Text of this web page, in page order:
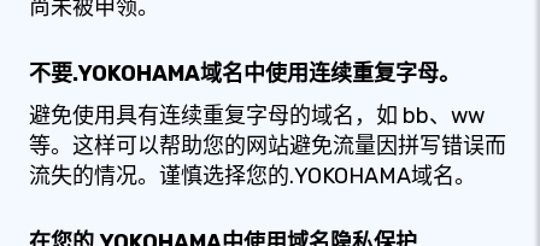
尚未被申领。
不要.YOKOHAMA域名中使用连续重复字母。
避免使用具有连续重复字母的域名，如 bb、ww
等。这样可以帮助您的网站避免流量因拼写错误而
流失的情况。谨慎选择您的.YOKOHAMA域名。